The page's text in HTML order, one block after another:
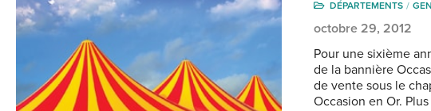
DÉPARTEMENTS
octobre 29, 2012
Pour une sixième
de la bannière
de vente sous le
Occasion en Or.